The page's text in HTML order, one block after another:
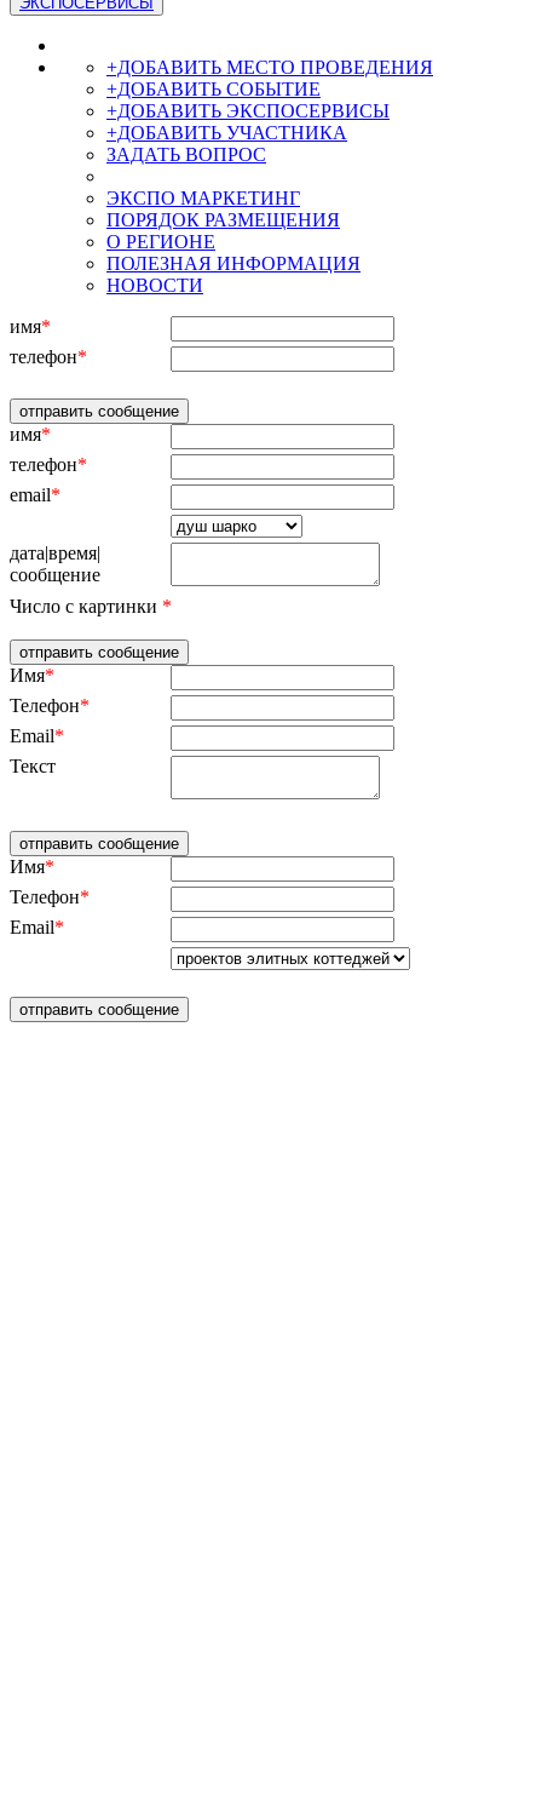
+ДОБАВИТЬ МЕСТО ПРОВЕДЕНИЯ
+ДОБАВИТЬ СОБЫТИЕ
+ДОБАВИТЬ ЭКСПОСЕРВИСЫ
+ДОБАВИТЬ УЧАСТНИКА
ЗАДАТЬ ВОПРОС
ЭКСПО МАРКЕТИНГ
ПОРЯДОК РАЗМЕЩЕНИЯ
О РЕГИОНЕ
ПОЛЕЗНАЯ ИНФОРМАЦИЯ
НОВОСТИ
имя*
телефон*
имя*
телефон*
email*
дата|время|
сообщение
Число с картинки *
Имя*
Телефон*
Email*
Текст
Имя*
Телефон*
Email*